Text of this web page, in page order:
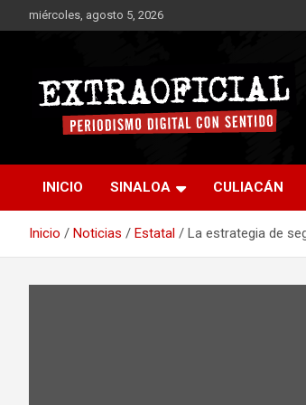
al
miércoles, agosto 5, 2026
Extraoficial
INICIO SINALOA CULIACÁN
Inicio Noticias Estatal La estrategia de